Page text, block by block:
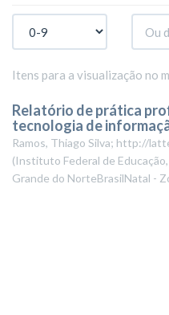
Itens para a visualização no
Relatório de prática
tecnologia de
Ramos, Thiago Silva; http://
(Instituto Federal de
Grande do NorteBrasilNatal -